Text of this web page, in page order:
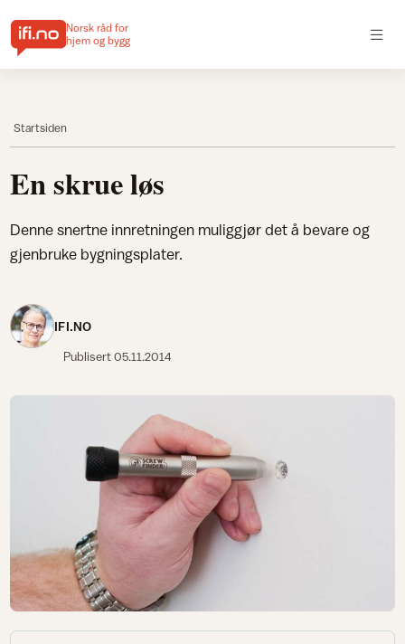
Norsk råd for
hjem og bygg
Startsiden
En skrue løs
Denne snertne innretningen muliggjør det å bevare og
gjenbruke bygningsplater.
IFI.NO
Publisert05.11.2014